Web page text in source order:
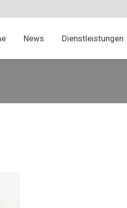
News Dienstleistungen
News Dienstleistungen